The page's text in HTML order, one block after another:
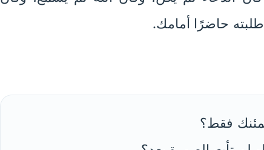
طلبته حاضرًا أمامك.
فقط؟